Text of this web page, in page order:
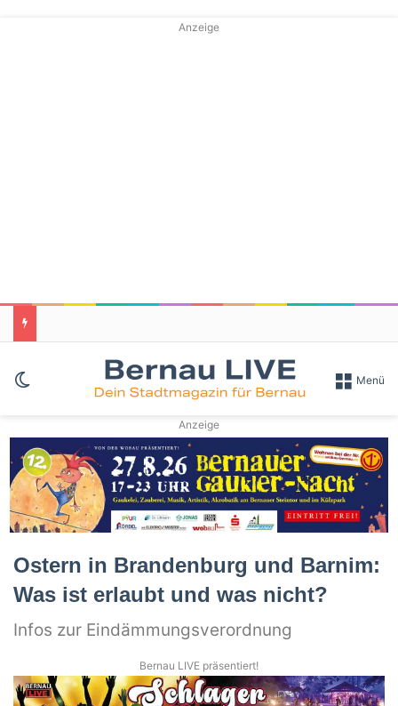
Anzeige
Skin umschalten Menü
Anzeige
Ostern in Brandenburg und Barnim:
Was ist erlaubt und was nicht?
Infos zur Eindämmungsverordnung
Bernau LIVE präsentiert!